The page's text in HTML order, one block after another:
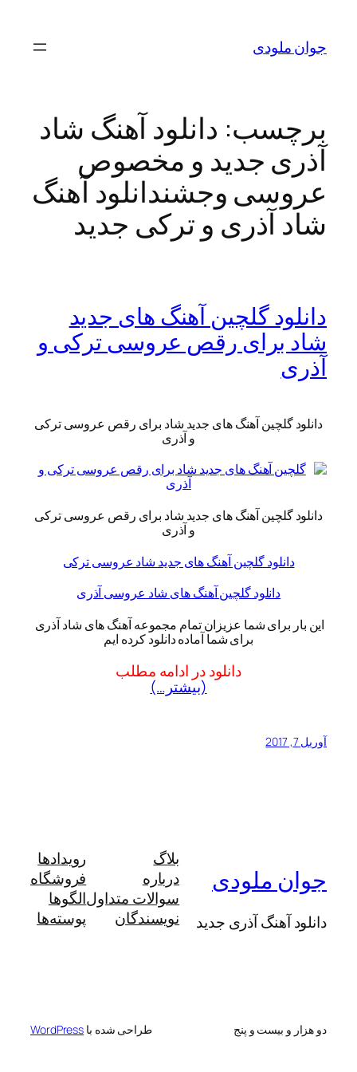
محتواجوان ملودی
برچسب: دانلود آهنگ شاد
آذری جدید و مخصوص
عروسی وجشندانلود آهنگ
شاد آذری و ترکی جدید
دانلود گلچین آهنگ های جدید
شاد برای رقص عروسی ترکی و
آذری
دانلود گلچین آهنگ های جدید شاد برای رقص عروسی ترکی
و آذری
دانلود گلچین آهنگ های جدید شاد برای رقص عروسی ترکی
و آذری
دانلود گلچین آهنگ های جدید شاد عروسی ترکی
دانلود گلچین آهنگ های شاد عروسی آذری
این بار برای شما عزیزان تمام مجموعه آهنگ های شاد آذری
برای شما آماده دانلود کرده ایم
دانلود در ادامه مطلب
(بیشتر…)
آوریل 7, 2017
جوان ملودی
دانلود آهنگ آذری جدید
بلاگ
درباره
سوالات متداول
نویسندگان
رویدادها
فروشگاه
الگوها
پوسته‌ها
دو هزار و بیست و پنج طراحی شده با WordPress